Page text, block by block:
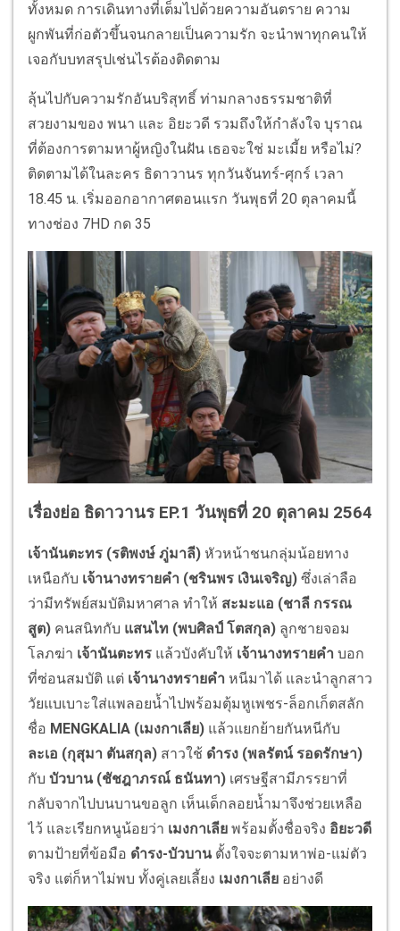
ทั้งหมด การเดินทางที่เต็มไปด้วยความอันตราย ความ
ผูกพันที่ก่อตัวขึ้นจนกลายเป็นความรัก จะนำพาทุกคนให้
เจอกับบทสรุปเช่นไรต้องติดตาม
ลุ้นไปกับความรักอันบริสุทธิ์ ท่ามกลางธรรมชาติที่
สวยงามของ พนา และ อิยะวดี รวมถึงให้กำลังใจ บุราณ
ที่ต้องการตามหาผู้หญิงในฝัน เธอจะใช่ มะเมี้ย หรือไม่?
ติดตามได้ในละคร ธิดาวานร ทุกวันจันทร์-ศุกร์ เวลา
18.45 น. เริ่มออกอากาศตอนแรก วันพุธที่ 20 ตุลาคมนี้
ทางช่อง 7HD กด 35
เรื่องย่อ ธิดาวานร EP.1 วันพุธที่ 20 ตุลาคม 2564
เจ้านันตะทร (รติพงษ์ ภู่มาลี) หัวหน้าชนกลุ่มน้อยทาง
เหนือกับ เจ้านางทรายคำ (ชรินพร เงินเจริญ) ซึ่งเล่าลือ
ว่ามีทรัพย์สมบัติมหาศาล ทำให้ สะมะแอ (ชาลี กรรณ
สูต) คนสนิทกับ แสนไท (พบศิลป์ โตสกุล) ลูกชายจอม
โลภฆ่า เจ้านันตะทร แล้วบังคับให้ เจ้านางทรายคำ บอก
ที่ซ่อนสมบัติ แต่ เจ้านางทรายคำ หนีมาได้ และนำลูกสาว
วัยแบเบาะใส่แพลอยน้ำไปพร้อมตุ้มหูเพชร-ล็อกเก็ตสลัก
ชื่อ MENGKALIA (เมงกาเลีย) แล้วแยกย้ายกันหนีกับ
ละเอ (กุสุมา ตันสกุล) สาวใช้ ดำรง (พลรัตน์ รอดรักษา)
กับ บัวบาน (ชัชฎาภรณ์ ธนันทา) เศรษฐีสามีภรรยาที่
กลับจากไปบนบานขอลูก เห็นเด็กลอยน้ำมาจึงช่วยเหลือ
ไว้ และเรียกหนูน้อยว่า เมงกาเลีย พร้อมตั้งชื่อจริง อิยะวดี
ตามป้ายที่ข้อมือ ดำรง-บัวบานตั้งใจจะตามหาพ่อ-แม่ตัว
จริง แต่ก็หาไม่พบ ทั้งคู่เลยเลี้ยง เมงกาเลีย อย่างดี